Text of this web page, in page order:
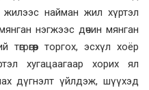
жилээс найман жил хүртэл
нэгжээс дөчин мянган
торгох, эсхүл хоёр
хугацаагаар хорих ял
дүгнэлт үйлдэж, шүүхэд